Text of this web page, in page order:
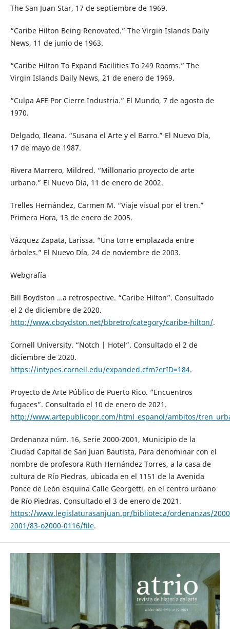
The San Juan Star, 17 de septiembre de 1969.
“Caribe Hilton Being Renovated.” The Virgin Islands Daily
News, 11 de junio de 1963.
“Caribe Hilton To Expand Facilities To 249 Rooms.” The
Virgin Islands Daily News, 21 de enero de 1969.
“Culpa AFE Por Cierre Industria.” El Mundo, 7 de agosto de
1970.
Delgado, Ileana. “Susana el Arte y el Barro.” El Nuevo Día,
17 de mayo de 1987.
Rivera Marrero, Mildred. “Millonario proyecto de arte
urbano.” El Nuevo Día, 11 de enero de 2002.
Trelles Hernández, Carmen M. “Viaje visual por el tren.”
Primera Hora, 13 de enero de 2005.
Vázquez Zapata, Larissa. “Una torre emplazada entre
árboles.” El Nuevo Día, 24 de noviembre de 2003.
Webgrafía
Bill Boydston …a retrospective. “Caribe Hilton”. Consultado
el 2 de diciembre de 2020.
http://www.cboydston.net/bbretro/category/caribe-hilton/.
Cornell University. “Notch | Hotel”. Consultado el 2 de
diciembre de 2020.
https://intypes.cornell.edu/expanded.cfm?erID=184.
Proyecto de Arte Público de Puerto Rico. “Encuentros
fugaces”. Consultado el 10 de enero de 2021.
http://www.artepublicopr.com/html_espanol/ambitos/
Ordenanza núm. 16, Serie 2000-2001, Municipio de la
Ciudad Capital de San Juan Bautista, Para denominar con el
nombre de profesora Ruth Hernández Torres, a la casa de
cultura de Río Piedras, ubicada en el 1151 de la Avenida
Ponce de León esquina Calle Georgetti, en el centro urbano
de Río Piedras. Consultado el 3 de enero de 2021.
https://www.legislaturasanjuan.pr/biblioteca/ordenanzas/
2001/83-o2000-0116/file.